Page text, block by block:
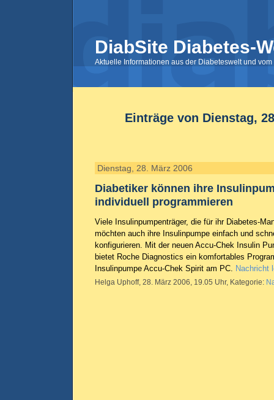
DiabSite Diabetes-
Aktuelle Informationen aus der Diabeteswelt und
Einträge von Dienstag,
Dienstag, 28. März 2006
Diabetiker können ihre
individuell programmieren
Viele Insulinpumpenträger, die für ihr Diabetes-
möchten auch ihre Insulinpumpe einfach und
konfigurieren. Mit der neuen Accu-Chek Insulin
bietet Roche Diagnostics ein komfortables
Insulinpumpe Accu-Chek Spirit am PC. Nachricht
Helga Uphoff, 28. März 2006, 19.05 Uhr, Kategorie: